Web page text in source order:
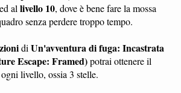
ed al livello 10, dove è bene fare la mossa
senza perdere troppo tempo.
di Un'avventura di fuga: Incastrata
Escape: Framed)potrai ottenere il
livello, ossia 3 stelle.